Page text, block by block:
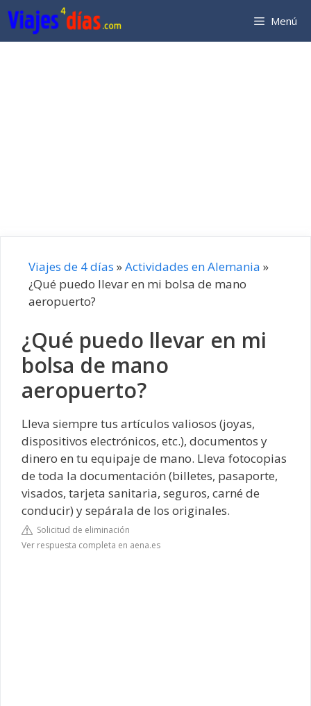
Saltar
al
contenido
Menú
Viajes de 4 días »Actividades en Alemania »
¿Qué puedo llevar en mi bolsa de mano
aeropuerto?
¿Qué puedo llevar en mi
bolsa de mano
aeropuerto?
Lleva siempre tus artículos valiosos (joyas,
dispositivos electrónicos, etc.), documentos y
dinero en tu equipaje de mano. Lleva fotocopias
de toda la documentación (billetes, pasaporte,
visados, tarjeta sanitaria, seguros, carné de
conducir) y sepárala de los originales.
Solicitud de eliminación
Ver respuesta completa en aena.es